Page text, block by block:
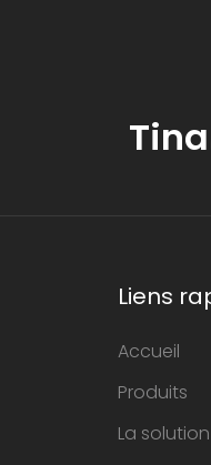
Liens
Accueil
Produits
La solution